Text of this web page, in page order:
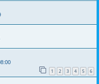
1 2 3 4 5 6